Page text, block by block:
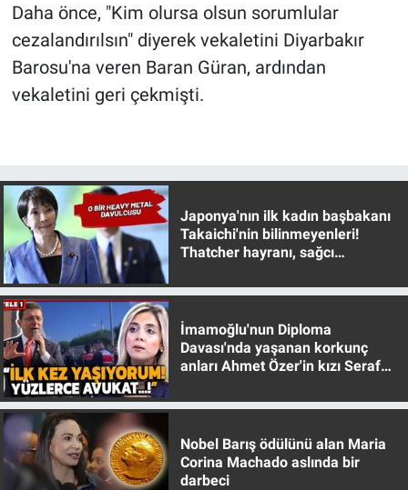
Daha önce, "Kim olursa olsun sorumlular
cezalandırılsın" diyerek vekaletini Diyarbakır
Barosu'na veren Baran Güran, ardından
vekaletini geri çekmişti.
Japonya'nın ilk kadın başbakanı
Takaichi'nin bilinmeyenleri!
Thatcher hayranı, sağcı
İmamoğlu'nun Diploma
Davası'nda yaşanan korkunç
anları Ahmet Özer'in kızı Seraf
Nobel Barış ödülünü alan Maria
Corina Machado aslında bir
darbeci